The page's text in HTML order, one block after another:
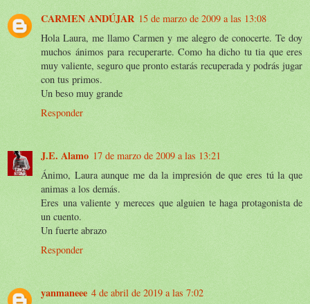
CARMEN ANDÚJAR 15 de marzo de 2009 a las 13:08
Hola Laura, me llamo Carmen y me alegro de conocerte. Te doy
muchos ánimos para recuperarte. Como ha dicho tu tia que eres
muy valiente, seguro que pronto estarás recuperada y podrás jugar
con tus primos.
Un beso muy grande
Responder
J.E. Alamo 17 de marzo de 2009 a las 13:21
Ánimo, Laura aunque me da la impresión de que eres tú la que
animas a los demás.
Eres una valiente y mereces que alguien te haga protagonista de
un cuento.
Un fuerte abrazo
Responder
yanmaneee 4 de abril de 2019 a las 7:02